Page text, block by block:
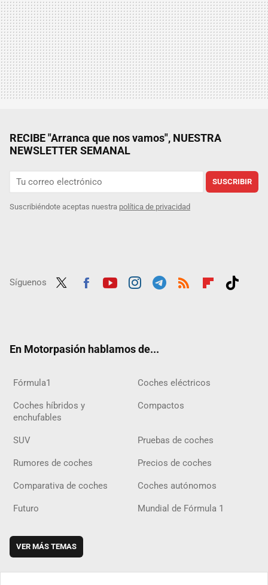
RECIBE "Arranca que nos vamos", NUESTRA
NEWSLETTER SEMANAL
SUSCRIBIR
Suscribiéndote aceptas nuestra política de privacidad
Síguenos
En Motorpasión hablamos de...
Fórmula1 Coches eléctricos
Coches híbridos y
enchufables
Compactos
SUV Pruebas de coches
Rumores de coches Precios de coches
Comparativa de coches Coches autónomos
Futuro Mundial de Fórmula 1
VER MÁS TEMAS